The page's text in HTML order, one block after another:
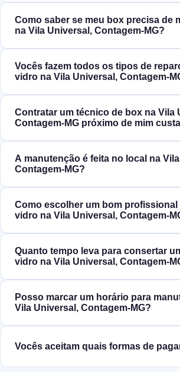
Como saber se meu box precisa de
na Vila Universal, Contagem‑MG?
Vocês fazem todos os tipos de
vidro na Vila Universal,
Contratar um técnico de box na Vila
Contagem‑MG próximo de mim
A manutenção é feita no local na
Contagem‑MG?
Como escolher um bom profissional
vidro na Vila Universal,
Quanto tempo leva para consertar
vidro na Vila Universal,
Posso marcar um horário para
Vila Universal, Contagem‑MG?
Vocês aceitam quais formas de